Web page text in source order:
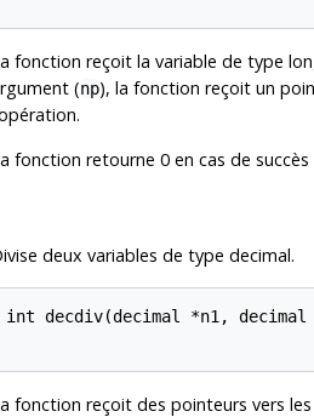
fonction reçoit la variable de type
(np), la fonction reçoit un
fonction retourne 0 en cas de
deux variables de type decimal.
int decdiv(decimal *n1,
fonction reçoit des pointeurs vers